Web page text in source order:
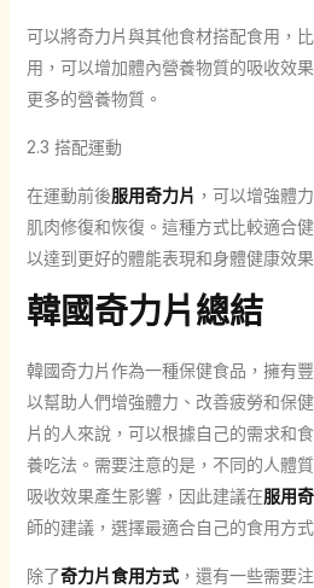
可以將奇力片與其他食材搭配食用，
用，可以增加體內營養物質的吸收效
更多的營養物質。
2.3 搭配運動
在運動前後服用奇力片 ，可以增強體
肌肉修復和恢復。這種方式比較適合
以達到更好的體能表現和身體健康效果
韓國奇力片總結
韓國奇力片作為一種保健食品，擁有
以幫助人們增強體力、改善疲勞和保
片的人來說，可以根據自己的需求和
養吃法。需要注意的是，不同的人體
吸收效果產生影響，因此建議在服用
師的建議，選擇最適合自己的食用方
除了奇力片食用方式，還有一些需要